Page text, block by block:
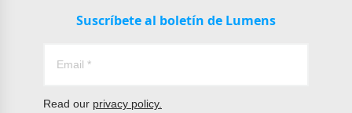
Suscríbete al boletín de Lumens
Read our privacy policy.